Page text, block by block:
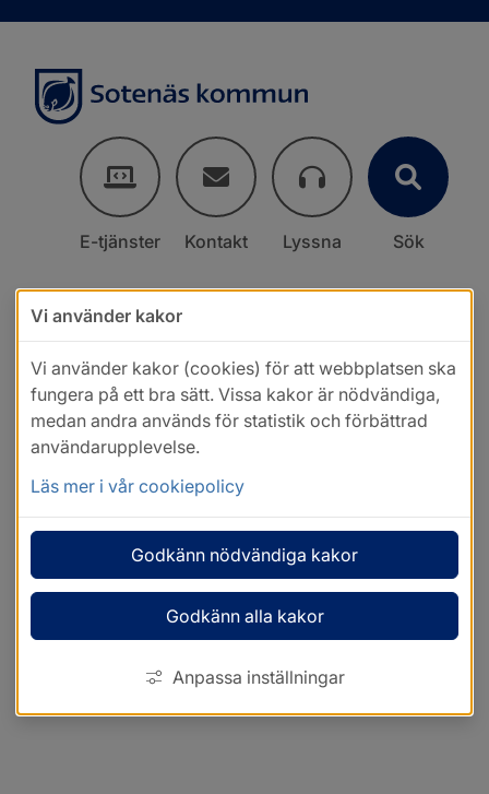
E-tjänster Kontakt Lyssna Sök
Vi använder kakor
Vi använder kakor (cookies) för att webbplatsen ska
fungera på ett bra sätt. Vissa kakor är nödvändiga,
medan andra används för statistik och förbättrad
användarupplevelse.
Läs mer i vår cookiepolicy
Godkänn nödvändiga kakor
Godkänn alla kakor
Anpassa inställningar